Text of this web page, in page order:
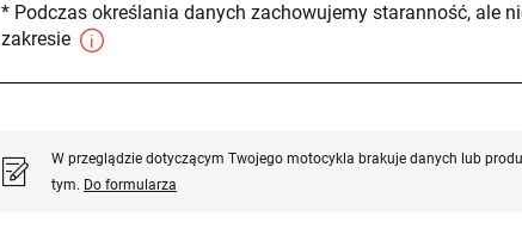
* Podczas określania danych zachowujemy staranność, ale
zakresie
W przeglądzie dotyczącym Twojego motocykla brakuje danych lub
tym. Do formularza